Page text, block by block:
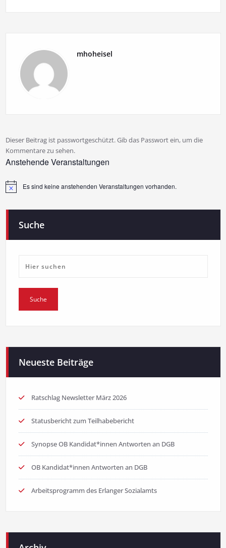
mhoheisel
Dieser Beitrag ist passwortgeschützt. Gib das Passwort ein, um die
Kommentare zu sehen.
Anstehende Veranstaltungen
HinweisEs sind keine anstehenden Veranstaltungen vorhanden.
Suche
Neueste Beiträge
Ratschlag Newsletter März 2026
Statusbericht zum Teilhabebericht
Synopse OB Kandidat*innen Antworten an DGB
OB Kandidat*innen Antworten an DGB
Arbeitsprogramm des Erlanger Sozialamts